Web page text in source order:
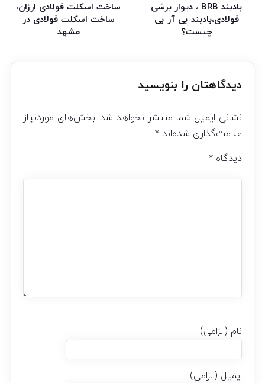
بادبند BRB ، دیوار برشی
فولادی،بادبند بی آر بی
چیست؟
ساخت اسکلت فولادی ارزان،
ساخت اسکلت فولادی در
مشهد
دیدگاهتان را بنویسید
نشانی ایمیل شما منتشر نخواهد شد. بخش‌های موردنیاز
علامت‌گذاری شده‌اند *
دیدگاه *
نام (الزامی)
ایمیل (الزامی)